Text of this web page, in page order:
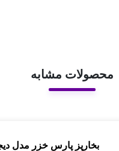
محصولات مشابه
بخارپز پارس خزر مدل دیجی